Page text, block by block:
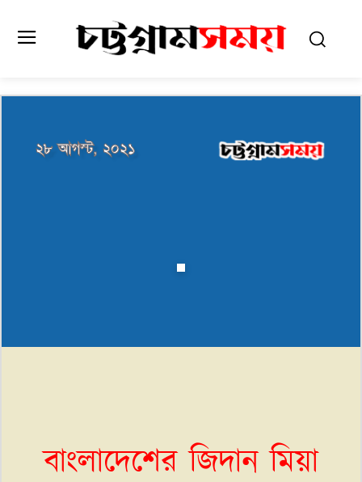
২৮ আগস্ট, ২০২১
বাংলাদেশের জিদান মিয়া